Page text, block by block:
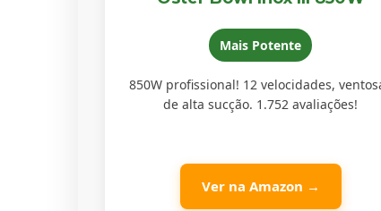
Mais Potente
850W profissional! 12 velocidades,
de alta sucção. 1.752 avaliações!
Ver na Amazon →